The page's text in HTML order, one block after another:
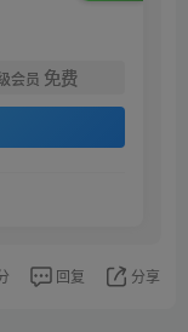
会员 免费
回复 分享